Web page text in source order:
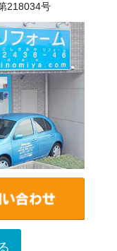
218034号